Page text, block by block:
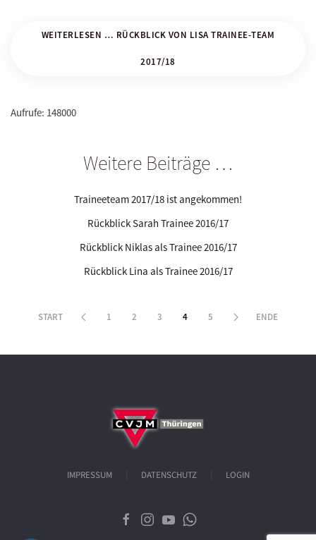
WEITERLESEN … RÜCKBLICK VON LISA TRAINEE-TEAM
2017/18
Aufrufe: 148000
Weitere Beiträge …
Traineeteam 2017/18 ist angekommen!
Rückblick Sarah Trainee 2016/17
Rückblick Niklas als Trainee 2016/17
Rückblick Lina als Trainee 2016/17
START 1 2 3 4 5 ENDE
IMPRESSUM DATENSCHUTZ LOGIN